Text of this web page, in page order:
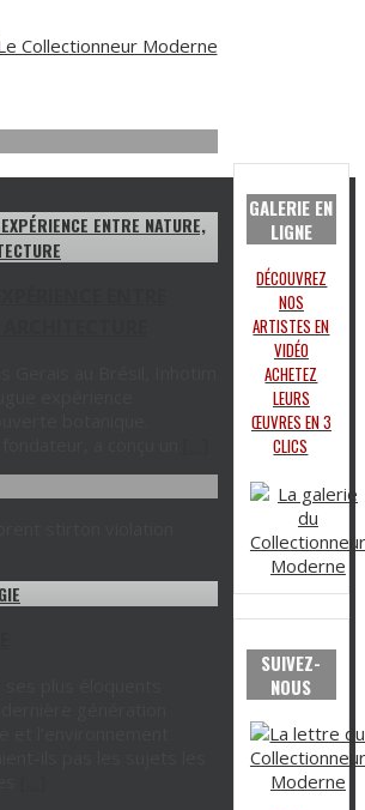
ENTRE NATURE,
GALERIE EN
LIGNE
DÉCOUVREZ
NOS
ARTISTES EN
VIDÉO
ACHETEZ
LEURS
ŒUVRES EN 3
CLICS
SUIVEZ-
NOUS